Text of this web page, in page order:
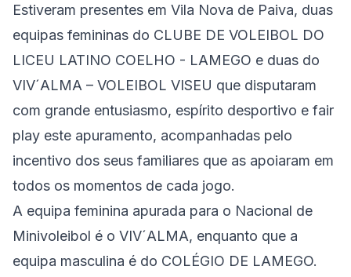
Estiveram presentes em Vila Nova de Paiva, duas
equipas femininas do CLUBE DE VOLEIBOL DO
LICEU LATINO COELHO - LAMEGO e duas do
VIV´ALMA – VOLEIBOL VISEU que disputaram
com grande entusiasmo, espírito desportivo e fair
play este apuramento, acompanhadas pelo
incentivo dos seus familiares que as apoiaram em
todos os momentos de cada jogo.
A equipa feminina apurada para o Nacional de
Minivoleibol é o VIV´ALMA, enquanto que a
equipa masculina é do COLÉGIO DE LAMEGO.